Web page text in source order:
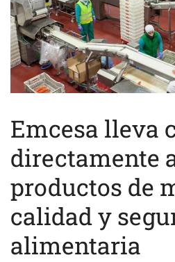
Emcesa lleva
directamente
productos de
calidad y
alimentaria